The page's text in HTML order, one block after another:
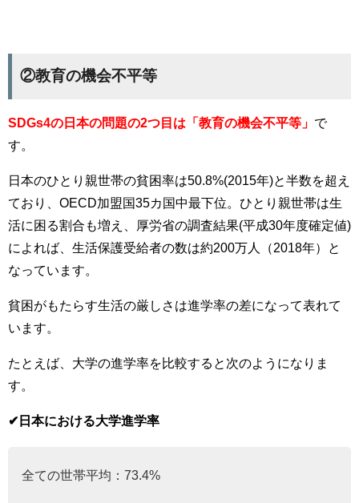
②教育の機会不平等
SDGs4の日本の問題の2つ目は「教育の機会不平等」 で
す。
日本のひとり親世帯の貧困率は50.8%(2015年)と半数を超え
ており、OECD加盟国35カ国中最下位。ひとり親世帯は生
活に困る割合も増え、厚労省の調査結果(平成30年度確定値)
によれば、生活保護受給者の数は約200万人（2018年）と
なっています。
貧困がもたらす生活の厳しさは進学率の差になって表れて
います。
たとえば、大学の進学率を比較すると次のようになりま
す。
✔︎日本における大学進学率
全ての世帯平均：73.4%